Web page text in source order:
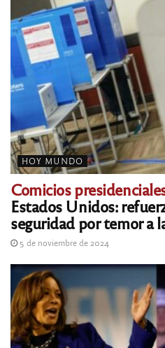
HOY MUNDO
Comicios
Estados Unidos:
seguridad por temor a
5 de noviembre de 2024